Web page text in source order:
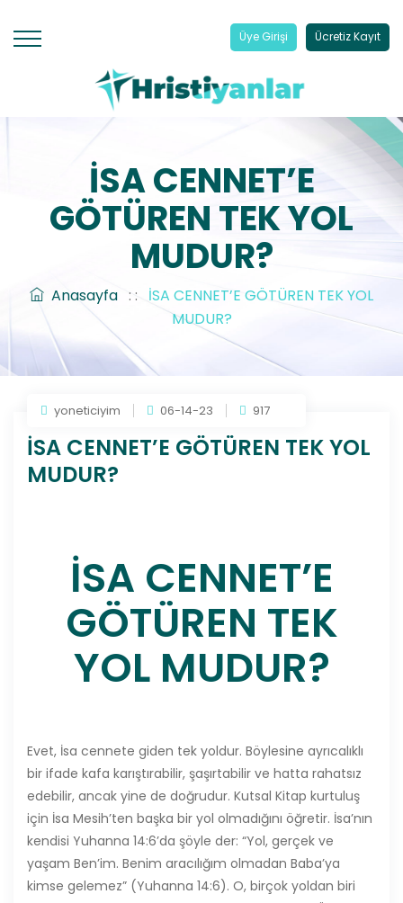
Üye Girişi Ücretiz Kayıt
İSA CENNET’E
GÖTÜREN TEK YOL
MUDUR?
Anasayfa : :
İSA CENNET’E GÖTÜREN TEK YOL
MUDUR?
yoneticiyim 06-14-23 917
İSA CENNET’E GÖTÜREN TEK YOL
MUDUR?
İSA CENNET’E
GÖTÜREN TEK
YOL MUDUR?
Evet, İsa cennete giden tek yoldur. Böylesine ayrıcalıklı
bir ifade kafa karıştırabilir, şaşırtabilir ve hatta rahatsız
edebilir, ancak yine de doğrudur. Kutsal Kitap kurtuluş
için İsa Mesih’ten başka bir yol olmadığını öğretir. İsa’nın
kendisi Yuhanna 14:6’da şöyle der: “Yol, gerçek ve
yaşam Ben’im. Benim aracılığım olmadan Baba’ya
kimse gelemez” (Yuhanna 14:6). O, birçok yoldan biri